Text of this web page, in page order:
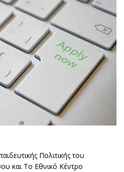
Πολιτικής του
και Το Εθνικό Κέντρο